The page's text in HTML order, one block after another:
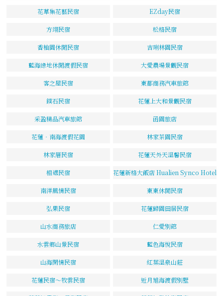
花草集花藝民宿 EZday民宿
方翊民宿 松格民宿
香柚園休閒民宿 吉琍林園民宿
藍海綠地休閒渡假民宿 大愛農場景觀民宿
客之屋民宿 東都商務汽車旅館
鏷石民宿 花蓮上大和景觀民宿
采盈精品汽車旅館 函園旅店
花蓮‧南海渡假花園 林家茶園民宿
林家厝民宿 花蓮天外天溫馨民宿
相遇民宿 花蓮新格大飯店 Hualien Synco Hotel
南洋風情民宿 東東休閒民宿
弘果民宿 花蓮歸園田居民宿
山水商務旅店 仁愛別館
水雲鄉山景民宿 藍色海悅民宿
山海閑情民宿 紅葉溫泉山莊
花蓮民宿～牧雲民宿 近月旭海渡假別墅